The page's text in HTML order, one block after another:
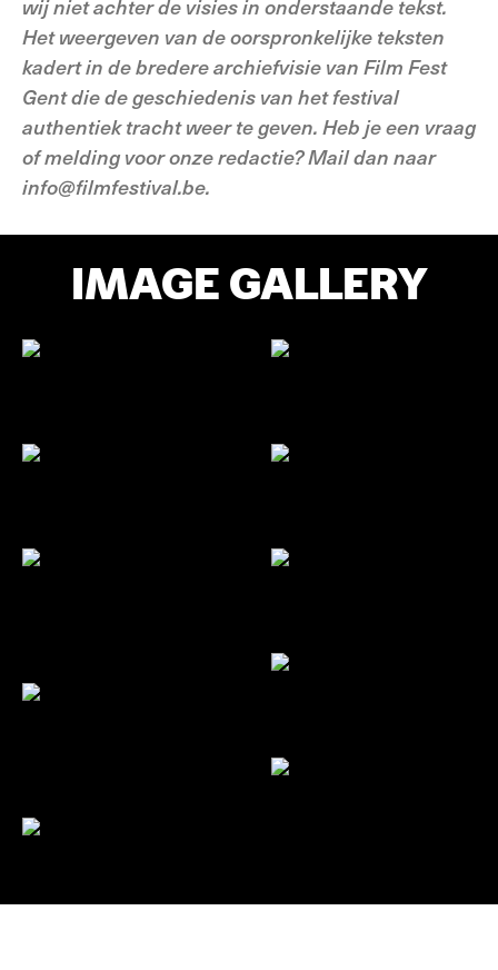
wij niet achter de visies in onderstaande tekst.
Het weergeven van de oorspronkelijke teksten
kadert in de bredere archiefvisie van Film Fest
Gent die de geschiedenis van het festival
authentiek tracht weer te geven. Heb je een vraag
of melding voor onze redactie? Mail dan naar
info@filmfestival.be.
IMAGE GALLERY